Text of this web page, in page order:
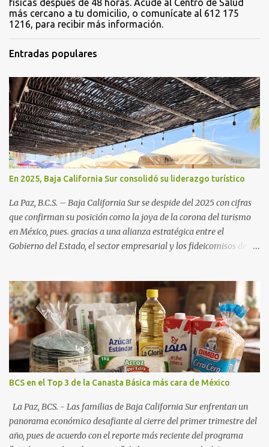
físicas después de 48 horas. Acude al Centro de Salud
más cercano a tu domicilio, o comunícate al 612 175
1216, para recibir más información.
Entradas populares
En 2025, Baja California Sur consolidó su liderazgo turístico
La Paz, B.C.S. – Baja California Sur se despide del 2025 con cifras
que confirman su posición como la joya de la corona del turismo
en México, pues. gracias a una alianza estratégica entre el
Gobierno del Estado, el sector empresarial y los fideicomisos de
una derrama económica sin precedentes. Las proyecciones para
este periodo vacacional son optimistas, con un promedio estatal
que supera el 70% . Sin embargo, la sorpresa del año la ha dado el
norte del estado. Comondú encabeza las expectativas con un
impresionante 89% de ocupación, impulsado por el interés
creciente en el turismo de naturaleza. Le siguen destinos
consolidados y emergentes: Los Cabos: 72% promedio (esperando
picos del 79% en Año Nuevo). La Paz: 66%. Loreto: 58%. Mulegé:
54%. "Estamos viendo un fenómeno de diversificación. Ya no solo
vienen por el lujo de Los Cabos, sino por la aut...
BCS en el Top 3 de la Canasta Básica más cara de México
La Paz, BCS. - Las familias de Baja California Sur enfrentan un
panorama económico desafiante al cierre del primer trimestre del
año, pues de acuerdo con el reporte más reciente del programa